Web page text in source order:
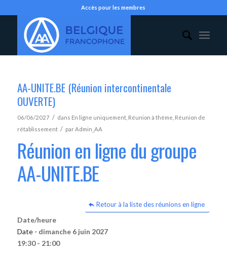
Accès pour les membres
AA-UNITE.BE (Réunion intercontinentale
OUVERTE)
06/06/2027 / dans En ligne uniquement, Réunion à thème Réunion de
rétablissement / parAdmin_AA
Réunion en ligne du groupe
AA-UNITE.BE
Retour à la liste des réunions en ligne
Date/heure
Date - dimanche 6 juin 2027
19:30 - 21:00